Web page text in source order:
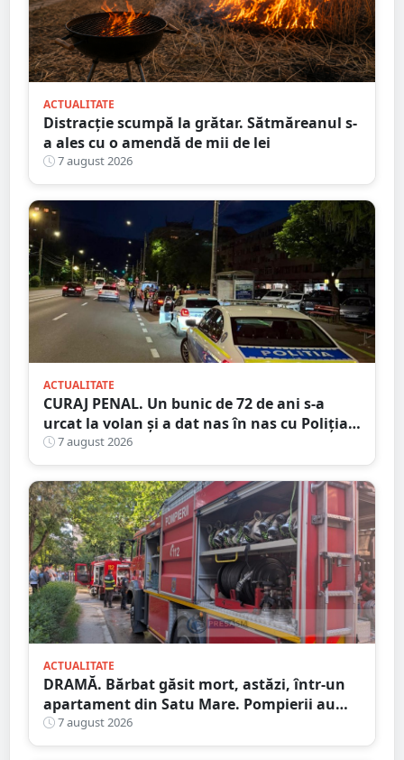
ACTUALITATE
Distracție scumpă la grătar. Sătmăreanul s-
a ales cu o amendă de mii de lei
7 august 2026
ACTUALITATE
CURAJ PENAL. Un bunic de 72 de ani s-a
urcat la volan și a dat nas în nas cu Poliția
Satu Mare
7 august 2026
ACTUALITATE
DRAMĂ. Bărbat găsit mort, astăzi, într-un
apartament din Satu Mare. Pompierii au
spart ușa
7 august 2026